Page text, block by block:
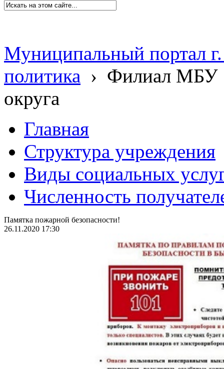
Муниципальный портал
политика › Филиал МБУ
округа
Главная
Структура учреждения
Виды социальных
Численность
Памятка пожарной безопасности!
26.11.2020 17:30